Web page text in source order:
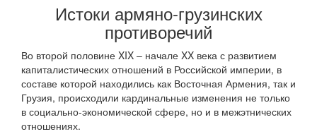
Истоки армяно-грузинских
противоречий
Во второй половине XIX – начале XX века с развитием
капиталистических отношений в Российской империи, в
составе которой находились как Восточная Армения, так и
Грузия, происходили кардинальные изменения не только
в социально-экономической сфере, но и в межэтнических
отношениях.